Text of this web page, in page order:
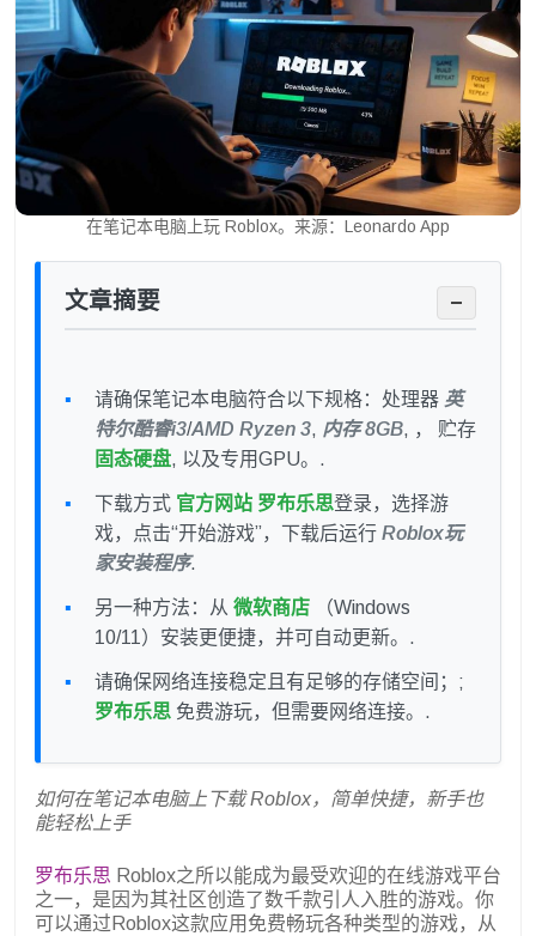
在笔记本电脑上玩 Roblox。来源：Leonardo App
文章摘要 −
请确保笔记本电脑符合以下规格：处理器 英
特尔酷睿i3/AMD Ryzen 3, 内存 8GB, ， 贮存
固态硬盘, 以及专用GPU。.
下载方式 官方网站 罗布乐思登录，选择游
戏，点击“开始游戏”，下载后运行 Roblox玩
家安装程序.
另一种方法：从 微软商店 （Windows
10/11）安装更便捷，并可自动更新。.
请确保网络连接稳定且有足够的存储空间；;
罗布乐思 免费游玩，但需要网络连接。.
如何在笔记本电脑上下载 Roblox，简单快捷，新手也
能轻松上手
罗布乐思 Roblox之所以能成为最受欢迎的在线游戏平台
之一，是因为其社区创造了数千款引人入胜的游戏。你
可以通过Roblox这款应用免费畅玩各种类型的游戏，从